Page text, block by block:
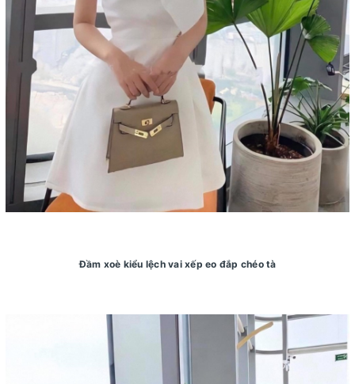
Đầm xoè kiểu lệch vai xếp eo đắp chéo tà